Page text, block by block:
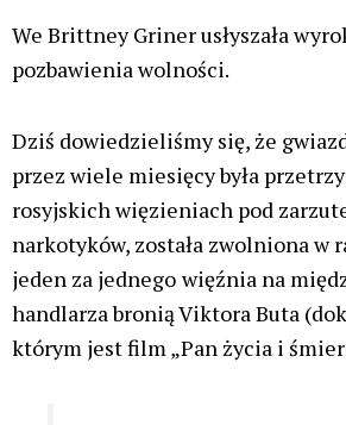
We Brittney Griner usłyszała
pozbawienia wolności.
Dziś dowiedzieliśmy się, że
przez wiele miesięcy była
rosyjskich więzieniach pod
narkotyków, została zwolniona w
jeden za jednego więźnia na
handlarza broniąViktora Buta
którym jest film „Pan życia i